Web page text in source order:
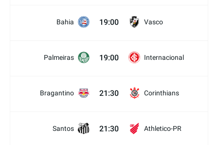
Bahia 19:00 Vasco
Palmeiras 19:00 Internacional
Bragantino 21:30 Corinthians
Santos 21:30 Athletico-PR